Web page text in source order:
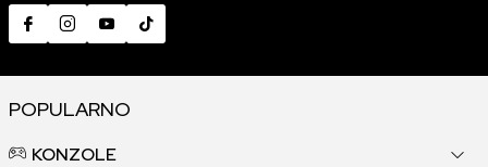
POPULARNO
KONZOLE